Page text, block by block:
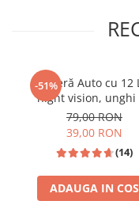
📱
-51%
Cameră Auto cu 12
night vision, unghi
vizualizare 170°,
la apă IPX6 si praf
79,00 RON
39,00 RON
(14)
ADAUGA IN COS